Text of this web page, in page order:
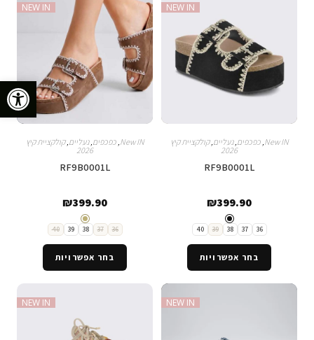
פתח סרגל נגישות
NEW IN
New IN
,כפכפים ,נעליים ,קולקציית קיץ
2026
RF9B0001L
₪399.90
36
37
38
39
40
בחר אפשרויות
NEW IN
New IN
,כפכפים ,נעליים ,קולקציית קיץ
2026
RF9B0001L
₪399.90
36
37
38
39
40
בחר אפשרויות
NEW IN
NEW IN